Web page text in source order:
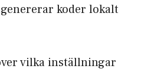
koder lokalt
vilka inställningar